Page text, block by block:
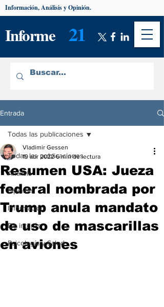
Informe 21
Información, Análisis y Opinión.
Entrada
Todas las publicaciones
Análisis
Opinión
Información
De interés
Psicología y Salud
Todas las publicaciones
Resumen USA: Jueza
federal nombrada por
Trump anula mandato
de uso de mascarillas
en aviones
Vladimir Gessen
19 abr 2022 6 min de lectura